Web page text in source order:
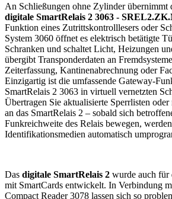
An Schließungen ohne Zylinder übernimmt
digitale SmartRelais 2 3063 -
Funktion eines Zutrittskontrolllesers oder
System 3060 öffnet es elektrisch betätigte
Schranken und schaltet Licht, Heizungen
übergibt Transponderdaten an
Zeiterfassung, Kantinenabrechnung oder
Einzigartig ist die umfassende Gateway-
SmartRelais 2 3063 in virtuell vernetzten
Übertragen Sie aktualisierte Sperrlisten
an das SmartRelais 2 – sobald sich
Funkreichweite des Relais bewegen,
Identifikationsmedien automatisch
Das digitale SmartRelais 2 wurde auch für
mit SmartCards entwickelt. In Verbindung
Compact Reader 3078 lassen sich so